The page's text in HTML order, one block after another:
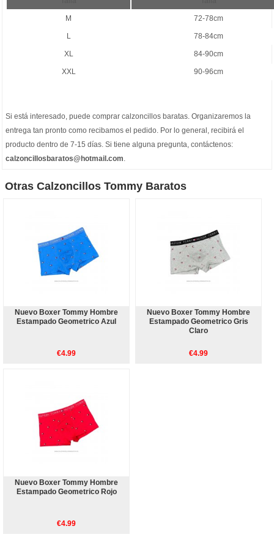
M 72-78cm
L 78-84cm
XL 84-90cm
XXL 90-96cm
Si está interesado, puede comprar calzoncillos baratas . Organizaremos la
entrega tan pronto como recibamos el pedido. Por lo general, recibirá el
producto dentro de 7-15 días. Si tiene alguna pregunta, contáctenos:
calzoncillosbaratos@hotmail.com
Otras Calzoncillos Tommy Baratos
Nuevo Boxer Tommy Hombre
Estampado Geometrico Azul
€4.99
Nuevo Boxer Tommy Hombre
Estampado Geometrico Gris
Claro
€4.99
Nuevo Boxer Tommy Hombre
Estampado Geometrico Rojo
€4.99